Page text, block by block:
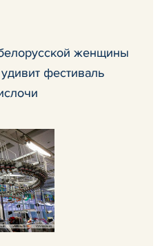
женщины
фестиваль